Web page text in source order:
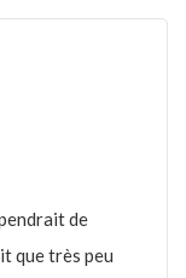
de
que très peu